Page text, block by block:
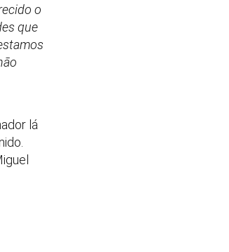
o
que
lá